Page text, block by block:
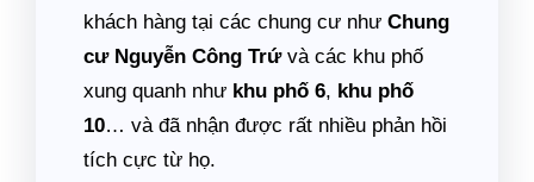
khách hàng tại các chung cư như Chung
cư Nguyễn Công Trứvà các khu phố
xung quanh như khu phố 6, khu phố
10… và đã nhận được rất nhiều phản hồi
tích cực từ họ.